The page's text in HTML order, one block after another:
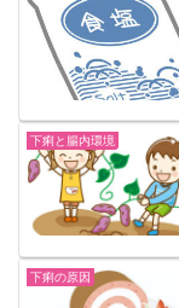
下痢と腸内環境
下痢の原因